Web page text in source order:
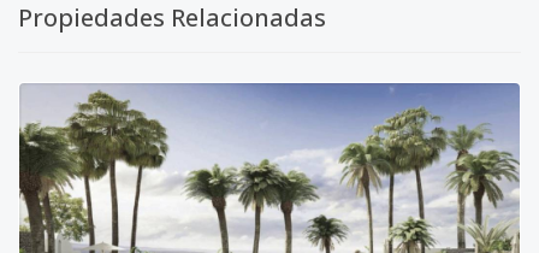
Propiedades Relacionadas